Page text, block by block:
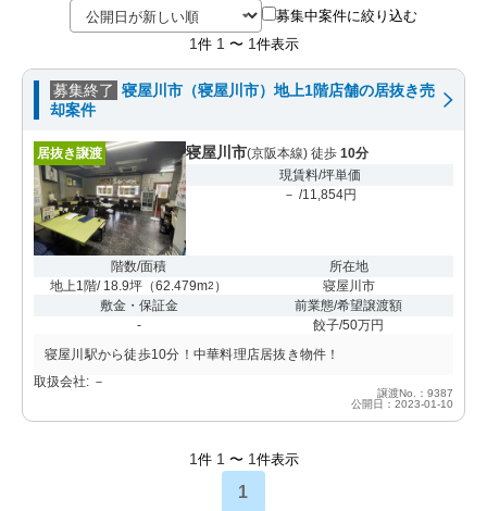
募集中案件に絞り込む
1 件 1 〜 1 件表示
募集終了 寝屋川市（寝屋川市）地上1階店舗の居抜き売
却案件
居抜き譲渡 寝屋川市(京阪本線) 徒歩 10分
現賃料/坪単価
－ /11,854円
階数/面積
地上1階/ 18.9坪 （62.479m2 ）
所在地
寝屋川市
敷金・保証金
-
前業態/希望譲渡額
餃子/50万円
寝屋川駅から徒歩10分！中華料理店居抜き物件！
取扱会社: －
譲渡No.：9387
公開日：2023-01-10
1 件 1 〜 1 件表示
1